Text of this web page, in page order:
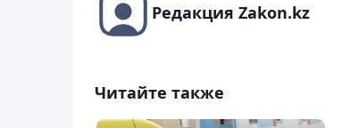
Редакция Zakon.kz
Читайте также